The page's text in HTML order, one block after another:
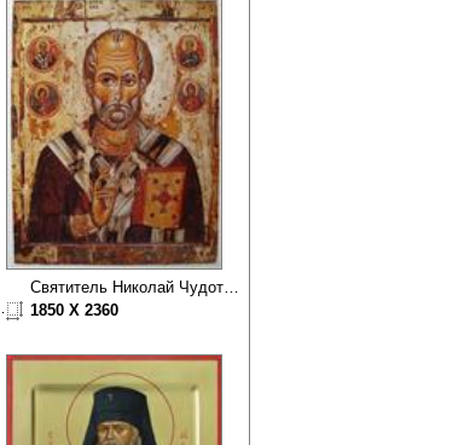
(Благовещение)
1850 X 2360